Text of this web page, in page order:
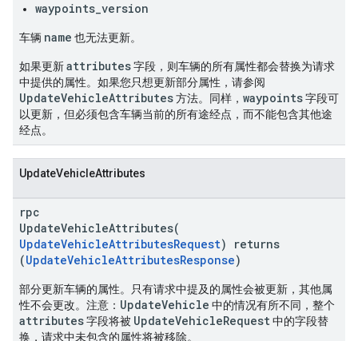
waypoints_version
车辆 name 也无法更新。
如果更新attributes字段，则车辆的所有属性都会替换为请求
中提供的属性。如果您只想更新部分属性，请参阅
UpdateVehicleAttributes方法。同样， waypoints字段可
以更新，但必须包含车辆当前的所有途经点，而不能包含其他途
经点。
UpdateVehicleAttributes
rpc
UpdateVehicleAttributes(
UpdateVehicleAttributesRequest) returns
(UpdateVehicleAttributesResponse)
部分更新车辆的属性。只有请求中提及的属性会被更新，其他属
性不会更改。注意： UpdateVehicle 中的情况有所不同，整个
attributes字段将被 UpdateVehicleRequest中的字段替
换，请求中未包含的属性将被移除。